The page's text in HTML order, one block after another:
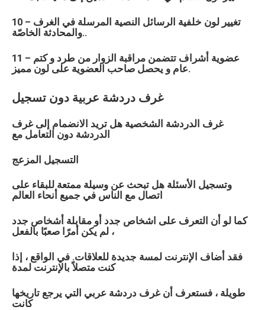
10 – تغيير لون خلفية الرسائل النصية المرسلة في الغرف
والمحادثة الخاصّة..
11 – عضوية أشراف تتضمن مراقبة الزوار من طرد و كتم
عام و يحصل صاحب العضوية على لون مميز.
غرف دردشة عربية دون تسجيل
غرف الدردشة الشخصية هل تريد الانضمام إلى غرف
الدردشة دون التعامل مع
التسجيل المزعج
وتسجيل الأسئلة هل تبحث عن وسيلة ممتعة للبقاء على
اتصال مع الناس في جميع أنحاء العالم
كما لو أن التعرف على اشخاص جدد أو مقابلة أشخاص جدد
لم يكن أمرًا صعبًا بالفعل ،
فقد أضاف الإنترنت لمسة جديدة للعلاقات. في الواقع ، إذا
كنت متصلاً بالإنترنت لمدة
طويلة ، فستعرف أن غرف دردشة عربي التي يرجع تاريخها
كانت